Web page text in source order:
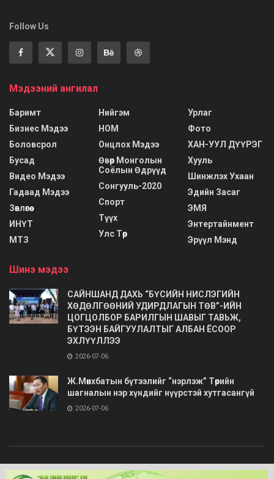
Follow Us
Мэдээний ангилал
Баримт
Бизнес Мэдээ
Боловсрол
Бусад
Видео Мэдээ
Гадаад Мэдээ
Зөвлөгөө
ИНҮТ
МТЗ
Нийгэм
НОМ
Онцлох Мэдээ
Өвөр Монголын
Соёлын Өдрүүд
Сонгууль-2020
Спорт
Түүх
Улс Төр
Урлаг
Фото
ХАН-УУЛ ДҮҮРЭГ
Хууль
Шинжлэх Ухаан
Эдийн Засаг
ЭМЯ
Энтертайнмент
Эрүүл Мэнд
Шинэ мэдээ
САЙНШАНД ДАХЬ “БҮСИЙН НИСЛЭГИЙН
ХӨДӨЛГӨӨНИЙ УДИРДЛАГЫН ТӨВ”-ИЙН
ЦОГЦОЛБОР БАРИЛГЫН ШАВЫГ ТАВЬЖ,
БҮТЭЭН БАЙГУУЛАЛТЫГ АЛБАН ЁСООР
ЭХЛҮҮЛЛЭЭ
2026-07-06
Ж.Мөнхбатын бүтээлийг “нэрлэж” Төрийн
шагналын нэр хүндийг нүүрстэй хутгасангүй
2026-07-06
© 2020 Barimt.com- Зохиогчийн эрх хуулиар хамгаалагдсан. Загварыг